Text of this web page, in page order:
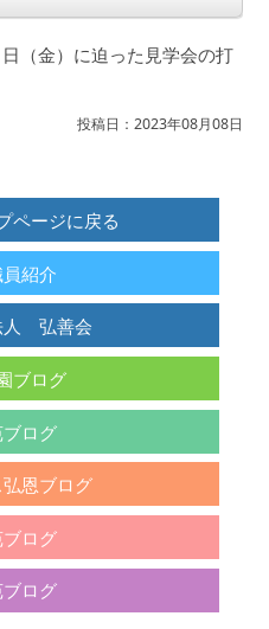
（金）に迫った見学会の打
投稿日：2023年08月08日
ページに戻る
紹介
人 弘善会
ブログ
ログ
恩ブログ
ログ
ログ